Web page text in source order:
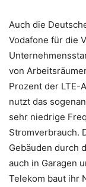
Auch die
Vodafone für die
von
Prozent der LTE-
nutzt das
sehr niedrige
Stromverbrauch.
Gebäuden durch
auch in Garagen
Telekom baut ihr